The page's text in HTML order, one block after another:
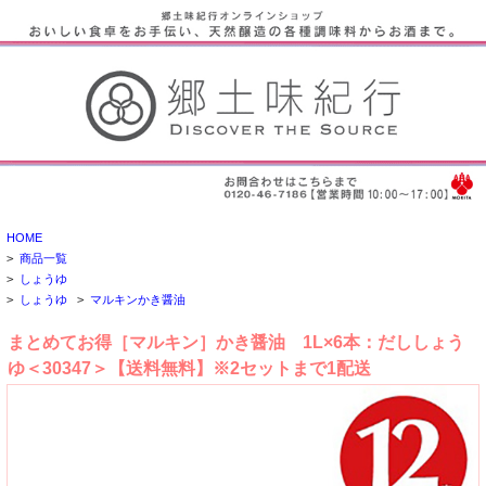
HOME
> 商品一覧
> しょうゆ
> しょうゆ > マルキンかき醤油
まとめてお得［マルキン］かき醤油 1L×6本：だししょう
ゆ＜30347＞【送料無料】※2セットまで1配送